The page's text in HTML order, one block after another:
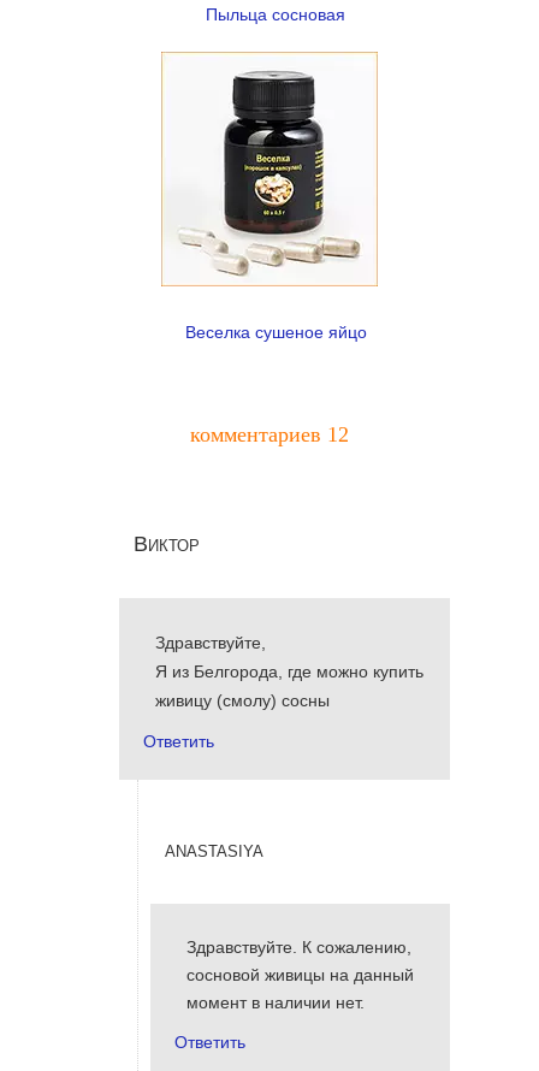
Пыльца сосновая
Веселка сушеное яйцо
комментариев 12
Виктор
Здравствуйте,
Я из Белгорода, где можно купить
живицу (смолу) сосны
Ответить
anastasiya
Здравствуйте. К сожалению,
сосновой живицы на данный
момент в наличии нет.
Ответить